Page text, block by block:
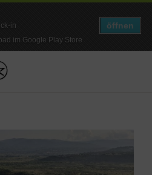
in
im Google Play Store
öffnen